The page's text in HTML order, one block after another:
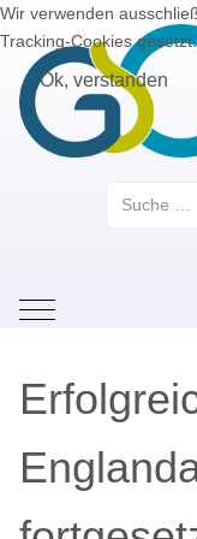
Mobile Menu Toggle
Wir verwenden
Tracking-Cookies gesetzt.
Ok, verstanden